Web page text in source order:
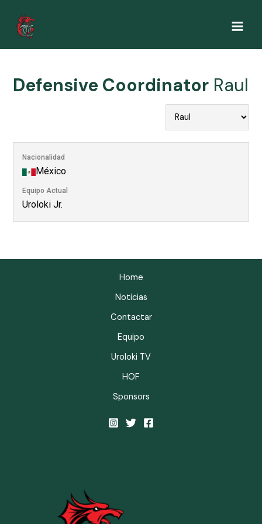
contenido
Main
Defensive Coordinator Raul
Nacionalidad
México
Equipo Actual
Uroloki Jr.
Home
Noticias
Contactar
Equipo
Uroloki TV
HOF
Sponsors